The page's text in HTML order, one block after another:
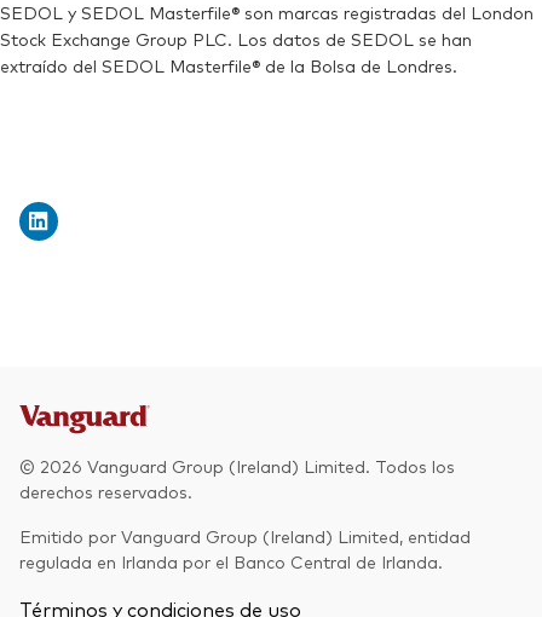
SEDOL y SEDOL Masterfile® son marcas registradas del London
Stock Exchange Group PLC. Los datos de SEDOL se han
extraído del SEDOL Masterfile® de la Bolsa de Londres.
© 2026 Vanguard Group (Ireland) Limited. Todos los
derechos reservados.
Emitido por Vanguard Group (Ireland) Limited, entidad
regulada en Irlanda por el Banco Central de Irlanda.
Términos y condiciones de uso